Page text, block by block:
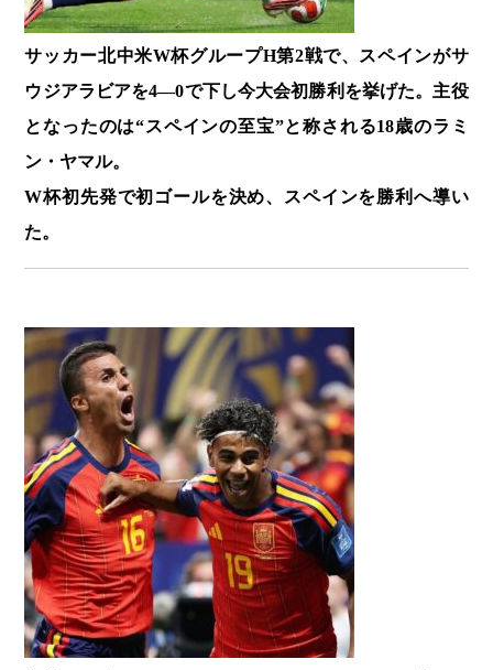
サッカー北中米W杯グループH第2戦で、スペインがサ
ウジアラビアを4―0で下し今大会初勝利を挙げた。主役
となったのは“スペインの至宝”と称される18歳のラミ
ン・ヤマル。
W杯初先発で初ゴールを決め、スペインを勝利へ導い
た。